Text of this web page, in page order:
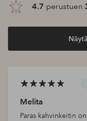
4.7 perustuen
Melita
Paras kahvinkeitin